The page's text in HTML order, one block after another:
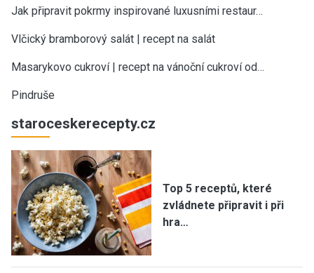
Jak připravit pokrmy inspirované luxusními restaur…
Vlčický bramborový salát | recept na salát
Masarykovo cukroví | recept na vánoční cukroví od…
Pindruše
staroceskerecepty.cz
Top 5 receptů, které
zvládnete připravit i při
hra…